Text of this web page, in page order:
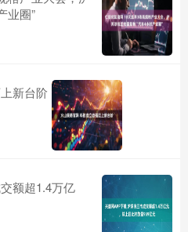
业圈”
新台阶
额超1.4万亿